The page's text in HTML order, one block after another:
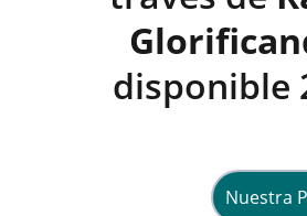
disponible
Nuestra